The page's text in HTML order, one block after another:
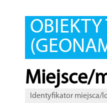
Miejsce/
Identyfikator miejsca/